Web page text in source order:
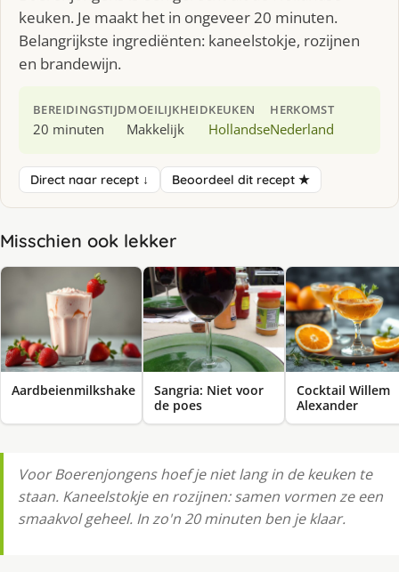
keuken. Je maakt het in ongeveer 20 minuten.
Belangrijkste ingrediënten: kaneelstokje, rozijnen
en brandewijn.
BEREIDINGSTIJD
20 minuten
MOEILIJKHEID
Makkelijk
KEUKEN
Hollandse
HERKOMST
Nederland
Direct naar recept ↓ Beoordeel dit recept ★
Misschien ook lekker
Aardbeienmilkshake
Sangria: Niet voor
de poes
Cocktail Willem
Alexander
Voor Boerenjongens hoef je niet lang in de keuken te
staan. Kaneelstokje en rozijnen: samen vormen ze een
smaakvol geheel. In zo'n 20 minuten ben je klaar.